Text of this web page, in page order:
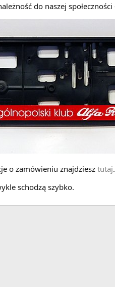
do naszej
o zamówieniu znajdziesztutaj.
schodzą szybko.